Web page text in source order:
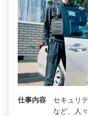
仕事内容
セキュリ
など、人